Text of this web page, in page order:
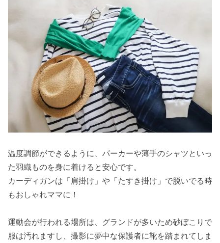
温度調節ができるように、パーカーや薄手のシャツといっ
た羽織ものを身に着けると安心です。
カーディガンは「肩掛け」や「たすき掛け」で脱いでる時
もおしゃれママに！
運動会が行われる場所は、グランドが多いため砂ぼこりで
服は汚れますし、撮影に夢中な保護者に靴を踏まれてしま